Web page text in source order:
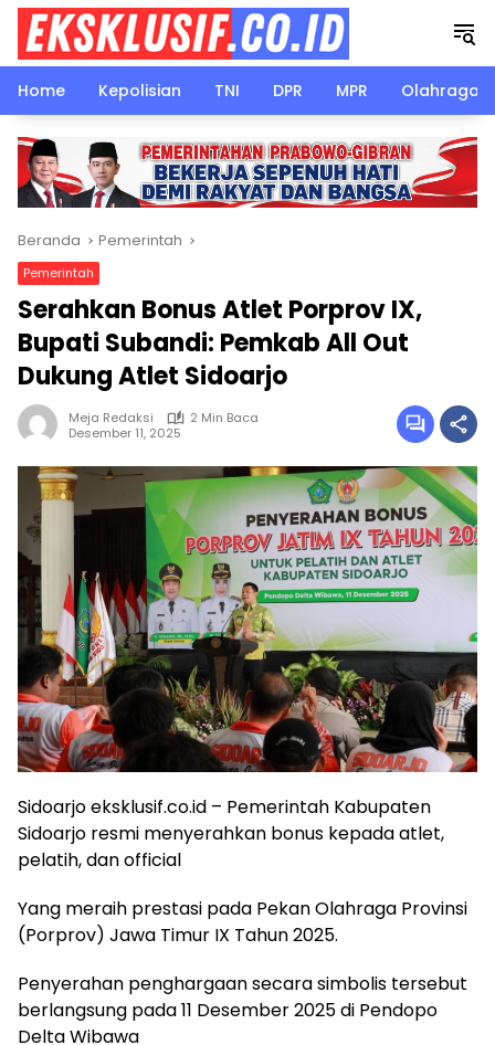
Langsung
konten
Home
Kepolisian TNI DPR MPR Olahraga
Beranda Pemerintah
Pemerintah
Serahkan Bonus Atlet Porprov IX,
Bupati Subandi: Pemkab All Out
Dukung Atlet Sidoarjo
Meja Redaksi
2 Min Baca
Desember 11, 2025
Sidoarjo eksklusif.co.id – Pemerintah Kabupaten
Sidoarjo resmi menyerahkan bonus kepada atlet,
pelatih, dan official
Yang meraih prestasi pada Pekan Olahraga Provinsi
(Porprov) Jawa Timur IX Tahun 2025.
Penyerahan penghargaan secara simbolis tersebut
berlangsung pada 11 Desember 2025 di Pendopo
Delta Wibawa